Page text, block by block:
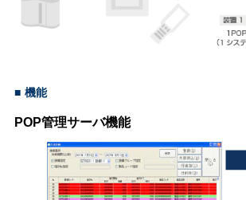
■ 機能
POP管理サーバ機能